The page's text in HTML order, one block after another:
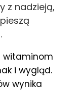
z nadzieją,
witaminom
i wygląd.
wynika